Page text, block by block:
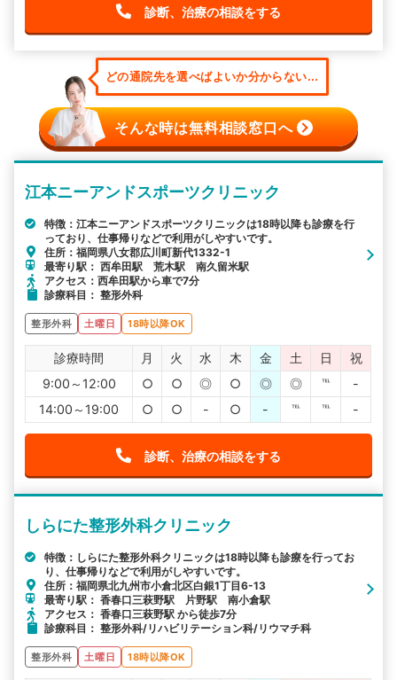
診断、治療の相談をする
どの通院先を選べばよいか分からない...
そんな時は無料相談窓口へ
江本ニーアンドスポーツクリニック
特徴：江本ニーアンドスポーツクリニックは18時以降も診療を行
っており、仕事帰りなどで利用がしやすいです。
住所：福岡県八女郡広川町新代1332-1
最寄り駅： 西牟田駅 荒木駅 南久留米駅
アクセス：西牟田駅から車で7分
診療科目： 整形外科
整形外科 土曜日 18時以降OK
診療時間 月 火 水 木 金 土 日
祝
9:00～12:00
○ ○ ◎ ○ ◎ ◎ ℡
-
14:00～19:00
○ ○ - ○ - ℡ ℡ -
診断、治療の相談をする
しらにた整形外科クリニック
特徴：しらにた整形外科クリニックは18時以降も診療を行ってお
り、仕事帰りなどで利用がしやすいです。
住所：福岡県北九州市小倉北区白銀1丁目6-13
最寄り駅： 香春口三萩野駅 片野駅 南小倉駅
アクセス： 香春口三萩野駅 から徒歩7分
診療科目： 整形外科/リハビリテーション科/リウマチ科
整形外科 土曜日 18時以降OK